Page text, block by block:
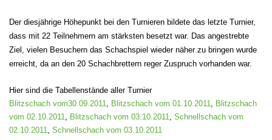
Der diesjährige Höhepunkt bei den Turnieren bildete das letzte Turnier,
dass mit 22 Teilnehmern am stärksten besetzt war. Das angestrebte
Ziel, vielen Besuchern das Schachspiel wieder näher zu bringen wurde
erreicht, da an den 20 Schachbrettern reger Zuspruch vorhanden war.
Hier sind die Tabellenstände aller Turnier
Blitzschach vom30.09.2011, Blitzschach vom 01.10.2011, Blitzschach
vom 02.10.2011, Blitzschach vom 03.10.2011, Schnellschach vom
02.10.2011, Schnellschach vom 03.10.2011